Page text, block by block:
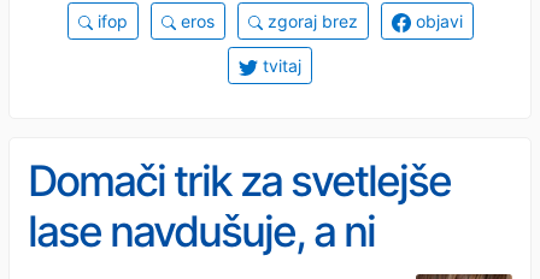
ifop eros zgoraj brez objavi
tvitaj
Domači trik za svetlejše
lase navdušuje, a ni